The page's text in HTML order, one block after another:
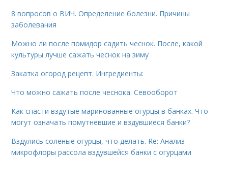
8 вопросов о ВИЧ. Определение болезни. Причины
заболевания
Можно ли после помидор садить чеснок. После, какой
культуры лучше сажать чеснок на зиму
Закатка огород рецепт. Ингредиенты:
Что можно сажать после чеснока. Севооборот
Как спасти вздутые маринованные огурцы в банках. Что
могут означать помутневшие и вздувшиеся банки?
Вздулись соленые огурцы, что делать. Re: Анализ
микрофлоры рассола вздувшейся банки с огурцами